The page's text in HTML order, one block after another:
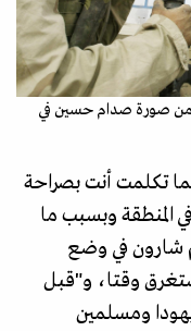
من صورة صدام حسين في
تكلمت أنت بصراحة
المنطقة وبسبب ما
في وضع
وقتا، و"قبل
ومسلمين